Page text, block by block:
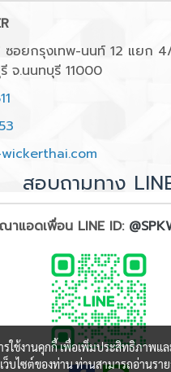
อยกรุงเทพ-นนท์ 12 แยก 4/
จ.นนทบุรี 11000
สอบถามทาง
าแอดเพื่อน LINE ID:
รใช้งานคุกกี้ เพื่อเพิ่มประสิทธิภาพ
ว็บไซต์ของท่าน ท่านสามารถอ่านรา